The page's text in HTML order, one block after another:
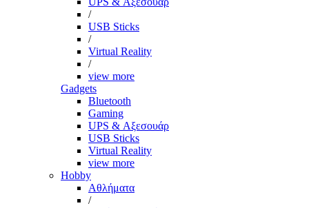
/
USB Sticks
/
Virtual Reality
/
view more
Gadgets
Bluetooth
Gaming
UPS & Αξεσουάρ
USB Sticks
Virtual Reality
view more
Hobby
Αθλήματα
/